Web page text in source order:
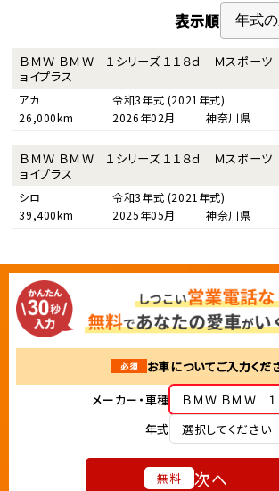
表示順
ＢＭＷ ＢＭＷ １シリーズ １１８ｄ Ｍスポー
ョイプラス
アカ 令和3年式 (2021年式)
26,000km
2026年02月 神奈川県
ＢＭＷ ＢＭＷ １シリーズ １１８ｄ Ｍスポー
ョイプラス
シロ 令和3年式 (2021年式)
39,400km
2025年05月 神奈川県
必須
お車についてご入力くだ
メーカー・車種
ＢＭＷ ＢＭＷ １
年式
選択してください
無料 次へ